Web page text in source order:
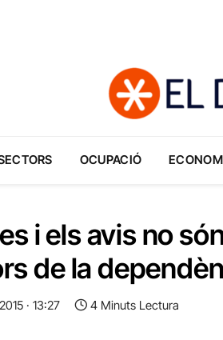
OCUPACIÓ
i els avis no
de la
· 13:27 4 Minuts Lectura